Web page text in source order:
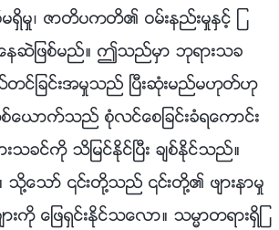
ရွိမႈ၊ ဇာတိပကတိ၏ ဝမ္းနည္းမႈႏွင့္ ျ
ဆဲျဖစ္မည္။ ဤသည္မွာ ဘုရားသခ
ျခင္းအမႈသည္ ၿပီးဆုံးမည္မဟုတ္ဟု
ာက္သည္ စုံလင္ေစျခင္းခံရေကာင္း
သခင္ကို သိျမင္ႏိုင္ၿပီး ခ်စ္ႏိုင္သည္။
႔ေသာ္ ၎တို႔သည္ ၎တို႔၏ ဖ်ားနာမႈ
ကို ေျဖရွင္းႏိုင္သေလာ။ သမၼာတရားရွိျ